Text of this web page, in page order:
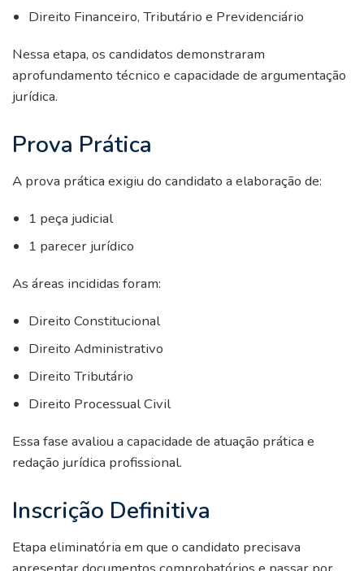
Direito Financeiro, Tributário e Previdenciário
Nessa etapa, os candidatos demonstraram
aprofundamento técnico e capacidade de argumentação
jurídica.
Prova Prática
A prova prática exigiu do candidato a elaboração de:
1 peça judicial
1 parecer jurídico
As áreas incididas foram:
Direito Constitucional
Direito Administrativo
Direito Tributário
Direito Processual Civil
Essa fase avaliou a capacidade de atuação prática e
redação jurídica profissional.
Inscrição Definitiva
Etapa eliminatória em que o candidato precisava